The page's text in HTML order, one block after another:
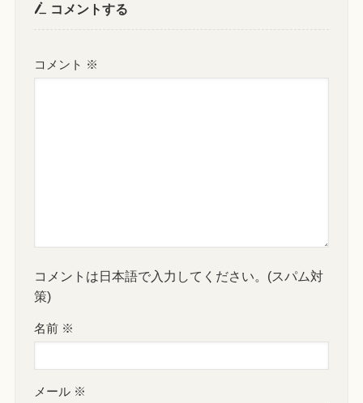
コメントする
コメント ※
コメントは日本語で入力してください。(スパム対
策)
名前 ※
メール ※